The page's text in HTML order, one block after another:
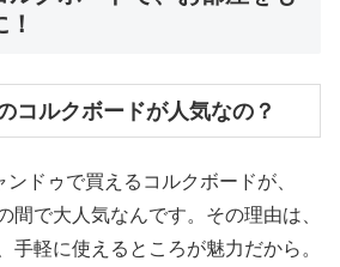
コルクボードが人気なの？
ドゥで買えるコルクボードが、
間で大人気なんです。その理由は、
手軽に使えるところが魅力だから。